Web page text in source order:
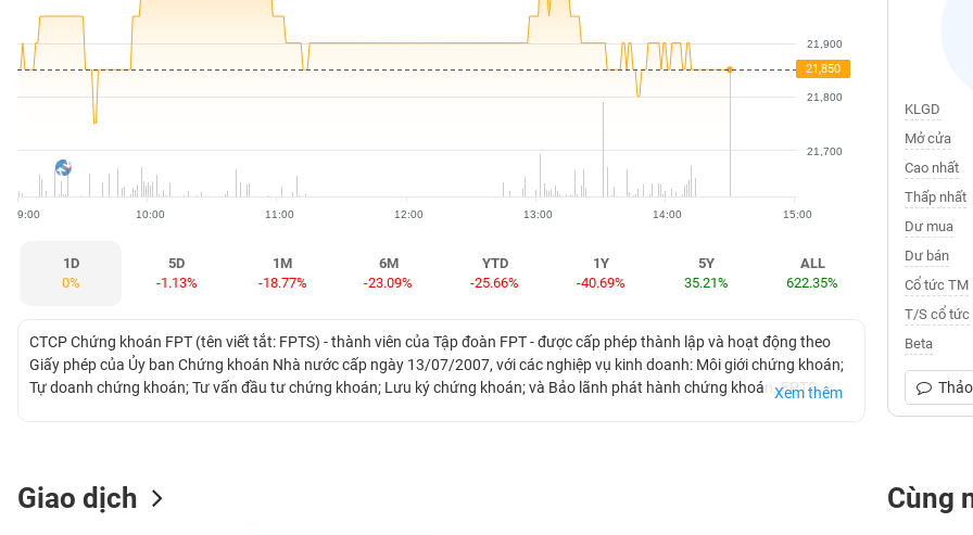
21,700
21,800
21,900
9:00 10:00 11:00 12:00 13:00 14:00 15:00
21,850
21,850
1D
0%
5D
-1.13%
1M
-18.77%
6M
-23.09%
YTD
-25.66%
1Y
-40.69%
5Y
35.21%
ALL
622.35%
CTCP Chứng khoán FPT (tên viết tắt: FPTS) - thành viên của Tập đoàn FPT - được cấp phép thành lập và hoạt động theo
Giấy phép của Ủy ban Chứng khoán Nhà nước cấp ngày 13/07/2007, với các nghiệp vụ kinh doanh: Môi giới chứng khoán;
Tự doanh chứng khoán; Tư vấn đầu tư chứng khoán; Lưu ký chứng khoán; và Bảo lãnh phát hành chứng khoán. FPTS
Xem thêm
KLGD
Mở cửa
Cao nhất
Thấp nhất
Dư mua
Dư bán
Cổ tức TM
T/S cổ tức
Beta
Giao dịch Cùng
TÀI
CHÍNH
HÓA
GIỚI